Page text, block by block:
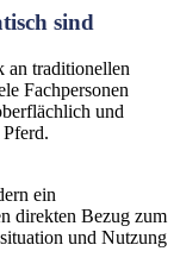
sind
traditionellen
Fachpersonen
und
ein
direkten Bezug zum
und Nutzung